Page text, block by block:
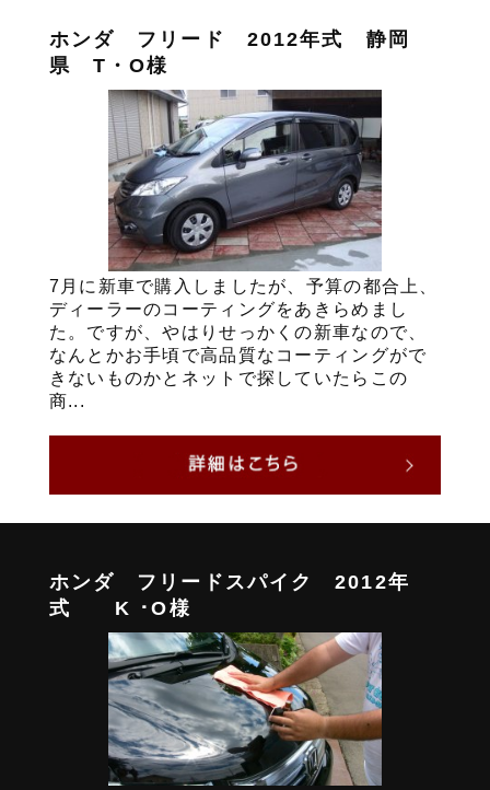
ホンダ フリード 2012年式 静岡
県 T・O様
7月に新車で購入しましたが、予算の都合上、
ディーラーのコーティングをあきらめまし
た。ですが、やはりせっかくの新車なので、
なんとかお手頃で高品質なコーティングがで
きないものかとネットで探していたらこの
商...
ホンダ フリードスパイク 2012年
式 K ･O様